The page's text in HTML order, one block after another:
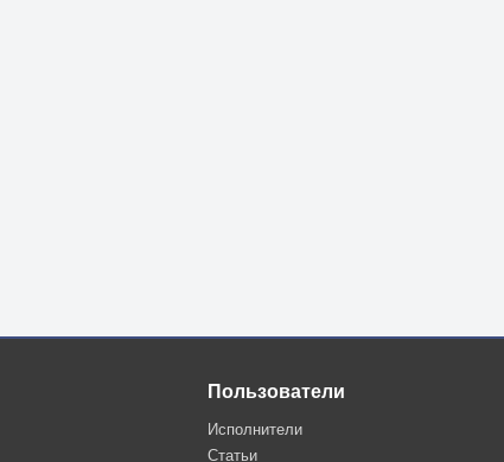
Пользователи
Исполнители
Статьи